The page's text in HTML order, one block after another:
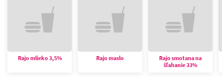
Rajo mlieko 3,5% Rajo maslo
Rajo smotana na
šľahanie 33%